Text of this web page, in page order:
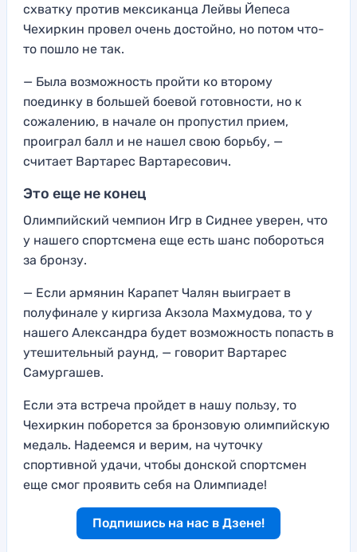
схватку против мексиканца Лейвы Йепеса
Чехиркин провел очень достойно, но потом что-
то пошло не так.
— Была возможность пройти ко второму
поединку в большей боевой готовности, но к
сожалению, в начале он пропустил прием,
проиграл балл и не нашел свою борьбу, —
считает Вартарес Вартаресович.
Это еще не конец
Олимпийский чемпион Игр в Сиднее уверен, что
у нашего спортсмена еще есть шанс побороться
за бронзу.
— Если армянин Карапет Чалян выиграет в
полуфинале у киргиза Акзола Махмудова, то у
нашего Александра будет возможность попасть в
утешительный раунд, — говорит Вартарес
Самургашев.
Если эта встреча пройдет в нашу пользу, то
Чехиркин поборется за бронзовую олимпийскую
медаль. Надеемся и верим, на чуточку
спортивной удачи, чтобы донской спортсмен
еще смог проявить себя на Олимпиаде!
Подпишись на нас в Дзене!